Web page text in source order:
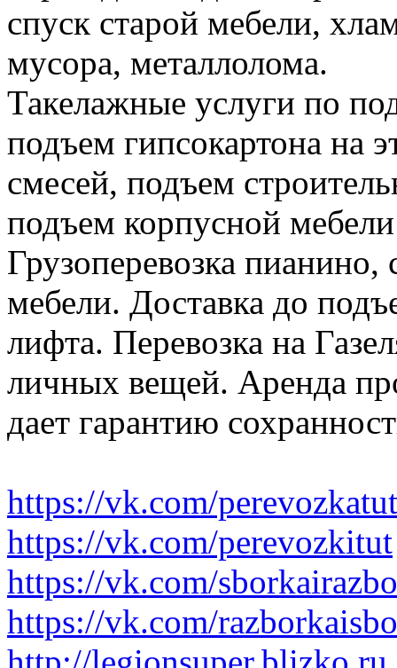
спуск старой мебели,
мусора, металлолома.
Такелажные услуги по
подъем гипсокартона на
смесей, подъем
подъем корпусной
Грузоперевозка
мебели. Доставка до
лифта. Перевозка на
личных вещей. Аренда
дает гарантию
https://vk.com/perevozkatut
https://vk.com/perevozkitut
https://vk.com/
https://vk.com/